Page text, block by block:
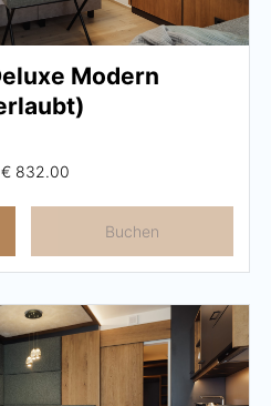
Modern
€ 832.00
Buchen